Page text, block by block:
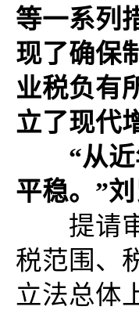
等一系列
现了确保
业税负有
立了现代
“从近年
平稳。”刘
提请审
税范围、
立法总体